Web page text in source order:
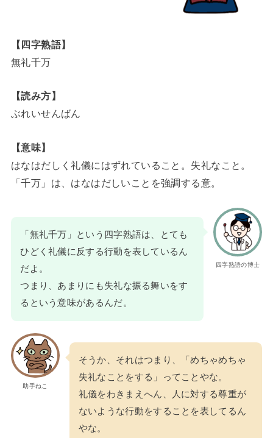
【四字熟語】
無礼千万
【読み方】
ぶれいせんばん
【意味】
はなはだしく礼儀にはずれていること。失礼なこと。
「千万」は、はなはだしいことを強調する意。
四字熟語の博士
「無礼千万」という四字熟語は、とても
ひどく礼儀に反する行動を表しているん
だよ。
つまり、あまりにも失礼な振る舞いをす
るという意味があるんだ。
助手ねこ
そうか、それはつまり、「めちゃめちゃ
失礼なことをする」ってことやな。
礼儀をわきまえへん、人に対する尊重が
ないような行動をすることを表してるん
やな。